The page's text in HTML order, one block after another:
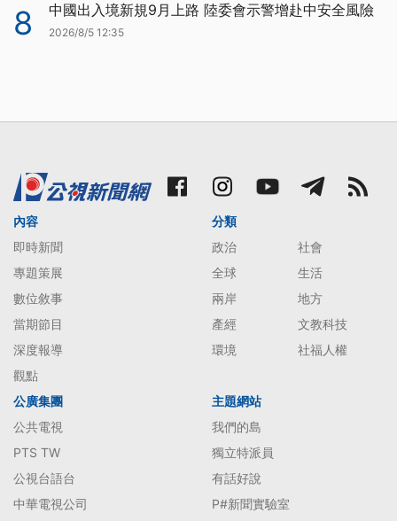
8 中國出入境新規9月上路 陸委會示警增赴中安全風險
2026/8/5 12:35
內容
即時新聞
專題策展
數位敘事
當期節目
深度報導
觀點
分類
政治
社會
全球
生活
兩岸
地方
產經
文教科技
環境
社福人權
公廣集團
公共電視
PTS TW
公視台語台
中華電視公司
主題網站
我們的島
獨立特派員
有話好說
P#新聞實驗室